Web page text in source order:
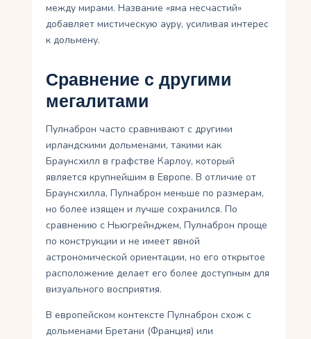
между мирами. Название «яма несчастий»
добавляет мистическую ауру, усиливая интерес
к дольмену.
Сравнение с другими
мегалитами
Пулнаброн часто сравнивают с другими
ирландскими дольменами, такими как
Браунсхилл в графстве Карлоу, который
является крупнейшим в Европе. В отличие от
Браунсхилла, Пулнаброн меньше по размерам,
но более изящен и лучше сохранился. По
сравнению с Ньюгрейнджем, Пулнаброн проще
по конструкции и не имеет явной
астрономической ориентации, но его открытое
расположение делает его более доступным для
визуального восприятия.
В европейском контексте Пулнаброн схож с
дольменами Бретани (Франция) или